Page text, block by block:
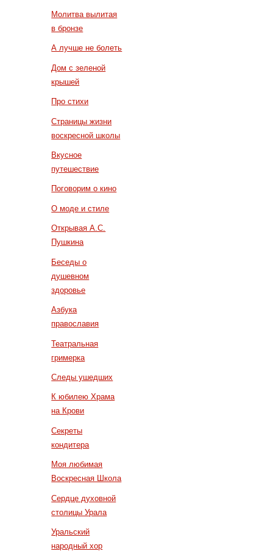
Молитва вылитая
в бронзе
А лучше не болеть
Дом с зеленой
крышей
Про стихи
Страницы жизни
воскресной школы
Вкусное
путешествие
Поговорим о кино
О моде и стиле
Открывая А.С.
Пушкина
Беседы о
душевном
здоровье
Азбука
православия
Театральная
гримерка
Следы ушедших
К юбилею Храма
на Крови
Секреты
кондитера
Моя любимая
Воскресная Школа
Сердце духовной
столицы Урала
Уральский
народный хор